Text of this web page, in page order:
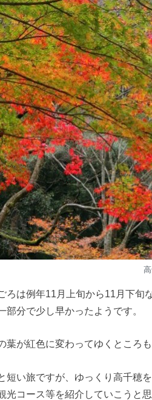
ろは例年11月上旬から11月下旬
部分で少し早かったようです。
葉が紅色に変わってゆくところ
短い旅ですが、ゆっくり高千穂
光コース等を紹介していこうと思